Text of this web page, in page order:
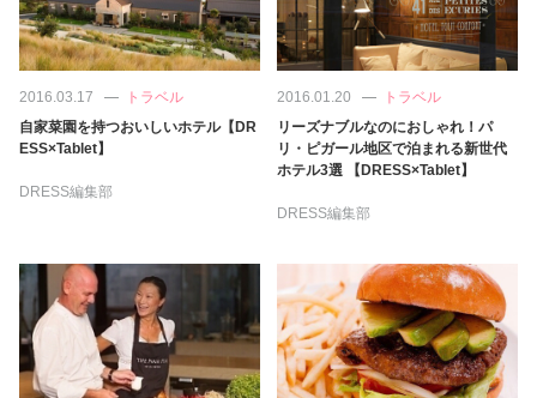
2016.03.17
トラベル
自家菜園を持つおいしいホテル【DR
ESS×Tablet】
DRESS編集部
2016.01.20
トラベル
リーズナブルなのにおしゃれ！パ
リ・ピガール地区で泊まれる新世代
ホテル3選 【DRESS×Tablet】
DRESS編集部